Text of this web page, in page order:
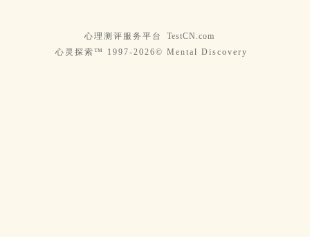
心理测评服务平台
TestCN.com
心灵探索™ 1997-2026© Mental Discovery